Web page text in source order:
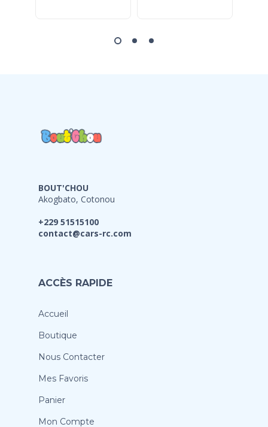
BOUT'CHOU
Akogbato, Cotonou
+229 51515100
contact@cars-rc.com
ACCÈS RAPIDE
Accueil
Boutique
Nous Contacter
Mes Favoris
Panier
Mon Compte